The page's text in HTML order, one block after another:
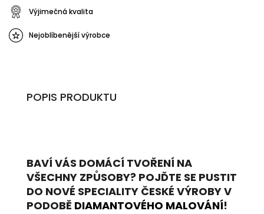
Výjimečná kvalita
Nejoblíbenější výrobce
POPIS PRODUKTU
BAVÍ VÁS DOMÁCÍ TVOŘENÍ NA
VŠECHNY ZPŮSOBY? POJĎTE SE PUSTIT
DO NOVÉ SPECIALITY ČESKÉ VÝROBY V
PODOBĚ DIAMANTOVÉHO MALOVÁNÍ!